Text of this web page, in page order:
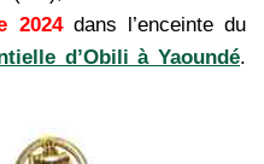
2024dans l’enceinte du
d’Obili à Yaoundé.